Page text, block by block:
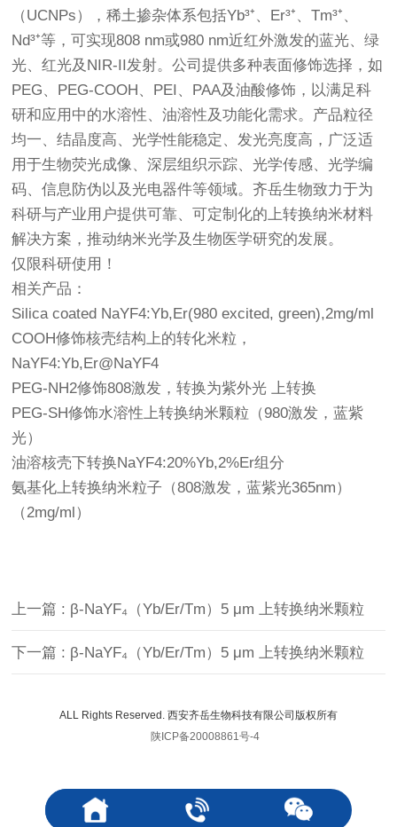
（UCNPs），稀土掺杂体系包括Yb³⁺、Er³⁺、Tm³⁺、
Nd³⁺等，可实现808 nm或980 nm近红外激发的蓝光、绿
光、红光及NIR-II发射。公司提供多种表面修饰选择，如
PEG、PEG-COOH、PEI、PAA及油酸修饰，以满足科
研和应用中的水溶性、油溶性及功能化需求。产品粒径
均一、结晶度高、光学性能稳定、发光亮度高，广泛适
用于生物荧光成像、深层组织示踪、光学传感、光学编
码、信息防伪以及光电器件等领域。齐岳生物致力于为
科研与产业用户提供可靠、可定制化的上转换纳米材料
解决方案，推动纳米光学及生物医学研究的发展。
仅限科研使用！
相关产品：
Silica coated NaYF4:Yb,Er(980 excited, green),2mg/ml
COOH修饰核壳结构上的转化米粒，
NaYF4:Yb,Er@NaYF4
PEG-NH2修饰808激发，转换为紫外光 上转换
PEG-SH修饰水溶性上转换纳米颗粒（980激发，蓝紫
光）
油溶核壳下转换NaYF4:20%Yb,2%Er组分
氨基化上转换纳米粒子（808激发，蓝紫光365nm）
（2mg/ml）
上一篇 : β-NaYF₄（Yb/Er/Tm）5 μm 上转换纳米颗粒
下一篇 : β-NaYF₄（Yb/Er/Tm）5 μm 上转换纳米颗粒
ALL Rights Reserved. 西安齐岳生物科技有限公司版权所有
陕ICP备20008861号-4